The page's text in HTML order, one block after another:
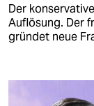
Der
Auflösung. Der
gründet neue